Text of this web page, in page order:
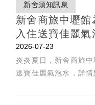
新舍須知訊息
新舍商旅中壢
入住送寶佳麗氣
2026-07-23
炎炎夏日，新舍商旅
送寶佳麗氣泡水，詳